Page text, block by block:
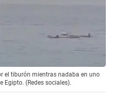
el tiburón mientras nadaba en uno
Egipto. (Redes sociales).